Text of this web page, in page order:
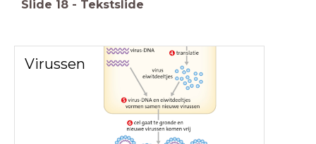
Slide 18 - Tekstslide
Virussen